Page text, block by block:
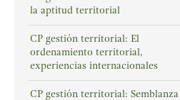
la aptitud territorial
CP gestión territorial: El
ordenamiento territorial,
experiencias internacionales
CP gestión territorial: Semblanza